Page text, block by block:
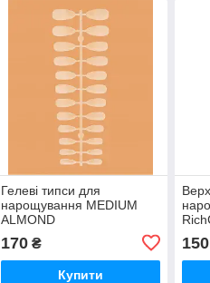
Гелеві типси для
нарощування MEDIUM
ALMOND
170₴
Купити
150